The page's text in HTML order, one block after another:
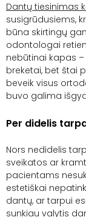
Dantų tiesinimas
susigrūdusiems,
būna skirtingų
odontologai
nebūtinai kapas
breketai, bet štai
beveik visus
buvo galima
Per didelis
Nors nedidelis
sveikatos ar
pacientams
estetiškai
dantų, ar tarpui
sunkiau valytis